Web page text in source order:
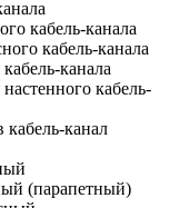
кабель-канала
кабель-канала
канала
кабель-
кабель-канал
(парапетный)